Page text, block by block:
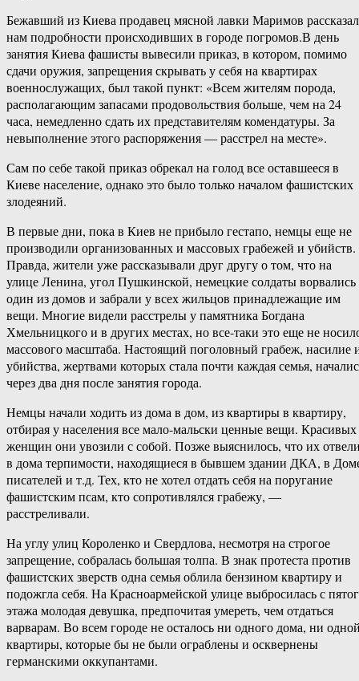
Бежавший из Киева продавец мясной лавки Маримов рассказал
нам подробности происходивших в городе погромов.В день
занятия Киева фашисты вывесили приказ, в котором, помимо
сдачи оружия, запрещения скрывать у себя на квартирах
военнослужащих, был такой пункт: «Всем жителям порода,
располагающим запасами продовольствия больше, чем на 24
часа, немедленно сдать их представителям комендатуры. За
невыполнение этого распоряжения — расстрел на месте».
Сам по себе такой приказ обрекал на голод все оставшееся в
Киеве население, однако это было только началом фашистских
злодеяний.
В первые дни, пока в Киев не прибыло гестапо, немцы еще не
производили организованных и массовых грабежей и убийств.
Правда, жители уже рассказывали друг другу о том, что на
улице Ленина, угол Пушкинской, немецкие солдаты ворвались
один из домов и забрали у всех жильцов принадлежащие им
вещи. Многие видели расстрелы у памятника Богдана
Хмельницкого и в других местах, но все-таки это еще не
массового масштаба. Настоящий поголовный грабеж, насилие
убийства, жертвами которых стала почти каждая семья,
через два дня после занятия города.
Немцы начали ходить из дома в дом, из квартиры в квартиру,
отбирая у населения все мало-мальски ценные вещи. Красивых
женщин они увозили с собой. Позже выяснилось, что их
в дома терпимости, находящиеся в бывшем здании ДКА, в
писателей и т.д. Тех, кто не хотел отдать себя на поругание
фашистским псам, кто сопротивлялся грабежу, —
расстреливали.
На углу улиц Короленко и Свердлова, несмотря на строгое
запрещение, собралась большая толпа. В знак протеста против
фашистских зверств одна семья облила бензином квартиру и
подожгла себя. На Красноармейской улице выбросилась с
этажа молодая девушка, предпочитая умереть, чем отдаться
варварам. Во всем городе не осталось ни одного дома, ни
квартиры, которые бы не были ограблены и осквернены
германскими оккупантами.